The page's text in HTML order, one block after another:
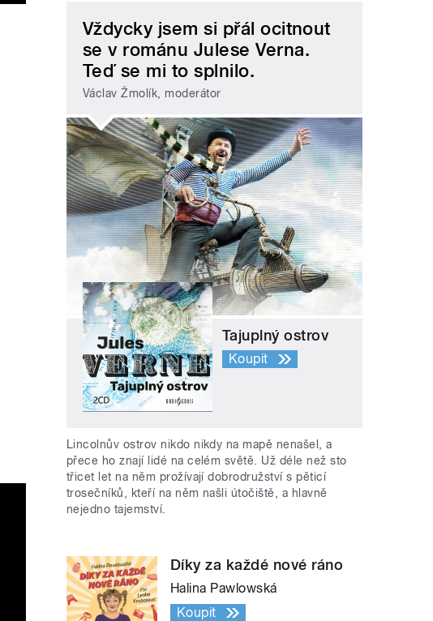
Vždycky jsem si přál ocitnout
se v románu Julese Verna.
Teď se mi to splnilo.
Václav Žmolík, moderátor
Tajuplný ostrov
Koupit
Lincolnův ostrov nikdo nikdy na mapě nenašel, a
přece ho znají lidé na celém světě. Už déle než sto
třicet let na něm prožívají dobrodružství s pěticí
trosečníků, kteří na něm našli útočiště, a hlavně
nejedno tajemství.
Díky za každé nové ráno
Halina Pawlowská
Koupit